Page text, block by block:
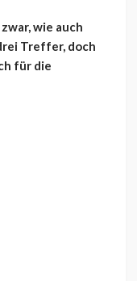
wie auch
Treffer, doch
für die